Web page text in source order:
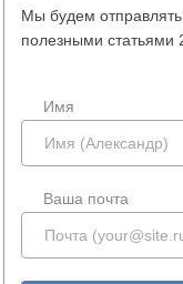
Мы будем
полезными статьями
Имя
Ваша почта